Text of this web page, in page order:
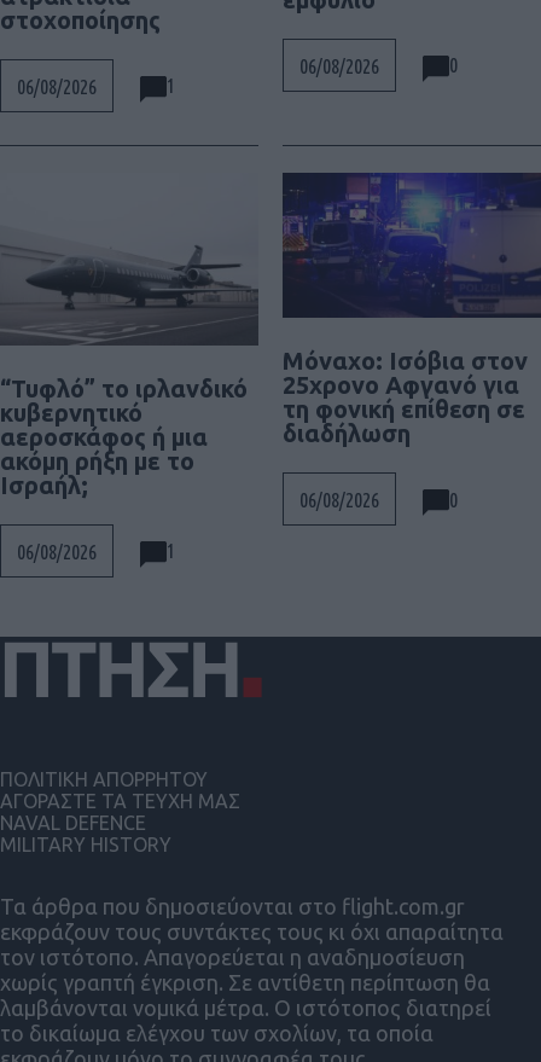
στοχοποίησης
06/08/2026 1
06/08/2026 0
“Τυφλό” το ιρλανδικό
κυβερνητικό
αεροσκάφος ή μια
ακόμη ρήξη με το
Ισραήλ;
06/08/2026 1
Μόναχο: Ισόβια στον
25χρονο Αφγανό για
τη φονική επίθεση σε
διαδήλωση
06/08/2026 0
Τα άρθρα που δημοσιεύονται στο flight.com.gr
εκφράζουν τους συντάκτες τους κι όχι απαραίτητα
τον ιστότοπο. Απαγορεύεται η αναδημοσίευση
χωρίς γραπτή έγκριση. Σε αντίθετη περίπτωση θα
λαμβάνονται νομικά μέτρα. Ο ιστότοπος διατηρεί
το δικαίωμα ελέγχου των σχολίων, τα οποία
ΠΟΛΙΤΙΚΗ ΑΠΟΡΡΗΤΟΥ
ΑΓΟΡΑΣΤΕ ΤΑ ΤΕΥΧΗ ΜΑΣ
NAVAL DEFENCE
MILITARY HISTORY